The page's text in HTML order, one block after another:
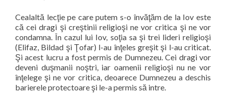
Cealaltă lecţie pe care putem s-o învăţăm de la Iov este
că cei dragi şi creştinii religioşi ne vor critica şi ne vor
condamna. În cazul lui Iov, soţia sa şi trei lideri religioşi
(Elifaz, Bildad şi Ţofar) l-au înţeles greşit şi l-au criticat.
Şi acest lucru a fost permis de Dumnezeu. Cei dragi vor
deveni duşmanii noştri, iar oamenii religioşi nu ne vor
înţelege şi ne vor critica, deoarece Dumnezeu a deschis
barierele protectoare şi le-a permis să intre.